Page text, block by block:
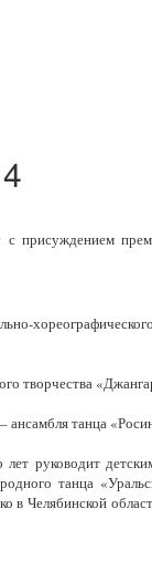
присуждением
творчества
ансамбля танца
лет руководит
танца
в Челябинской